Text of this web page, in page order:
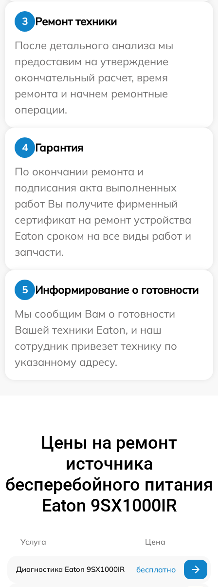
3
Ремонт техники
После детального анализа мы
предоставим на утверждение
окончательный расчет, время
ремонта и начнем ремонтные
операции.
4
Гарантия
По окончании ремонта и
подписания акта выполненных
работ Вы получите фирменный
сертификат на ремонт устройства
Eaton сроком на все виды работ и
запчасти.
5
Информирование о готовности
Мы сообщим Вам о готовности
Вашей техники Eaton, и наш
сотрудник привезет технику по
указанному адресу.
Цены на ремонт
источника
бесперебойного питания
Eaton 9SX1000IR
Услуга Цена
Диагностика Eaton 9SX1000IR бесплатно